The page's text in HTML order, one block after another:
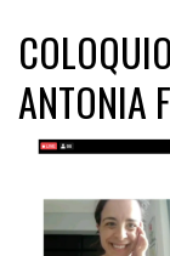
ANTONIA